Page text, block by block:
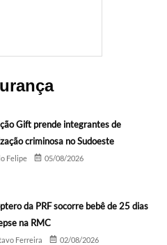
Gift prende integrantes de
criminosa no Sudoeste
Felipe 05/08/2026
da PRF socorre bebê de 25 dias
na RMC
Ferreira 02/08/2026